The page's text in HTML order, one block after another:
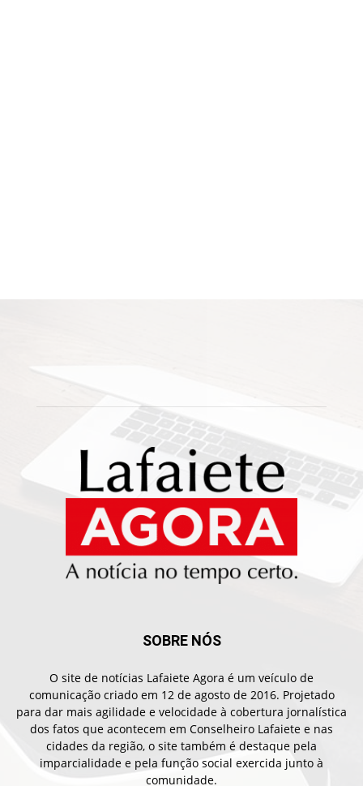
SOBRE NÓS
O site de notícias Lafaiete Agora é um veículo de
comunicação criado em 12 de agosto de 2016. Projetado
para dar mais agilidade e velocidade à cobertura jornalística
dos fatos que acontecem em Conselheiro Lafaiete e nas
cidades da região, o site também é destaque pela
imparcialidade e pela função social exercida junto à
comunidade.